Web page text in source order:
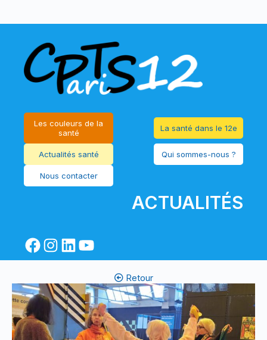
Les couleurs de la
santé
La santé dans le 12e
Actualités santé Qui sommes-nous ?
Nous contacter
ACTUALITÉS
Retour